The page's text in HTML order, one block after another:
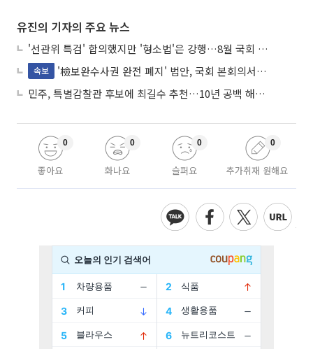
유진의 기자의 주요 뉴스
'선관위 특검' 합의했지만 '형소법'은 강행…8월 국회 '입법 2차전' 예고
속보
'檢보완수사권 완전 폐지' 법안, 국회 본회의서 민주당 주도 통과
민주, 특별감찰관 후보에 최길수 추천…10년 공백 해소 속도
좋아요
0
화나요
0
슬퍼요
0
추가취재 원해요
0